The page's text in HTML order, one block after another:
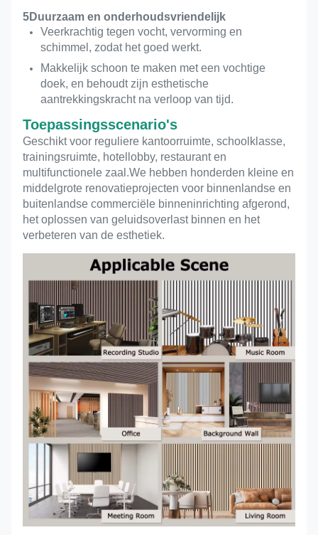
5Duurzaam en onderhoudsvriendelijk
Veerkrachtig tegen vocht, vervorming en
schimmel, zodat het goed werkt.
Makkelijk schoon te maken met een vochtige
doek, en behoudt zijn esthetische
aantrekkingskracht na verloop van tijd.
Toepassingsscenario's
Geschikt voor reguliere kantoorruimte, schoolklasse,
trainingsruimte, hotellobby, restaurant en
multifunctionele zaal.We hebben honderden kleine en
middelgrote renovatieprojecten voor binnenlandse en
buitenlandse commerciële binneninrichting afgerond,
het oplossen van geluidsoverlast binnen en het
verbeteren van de esthetiek.